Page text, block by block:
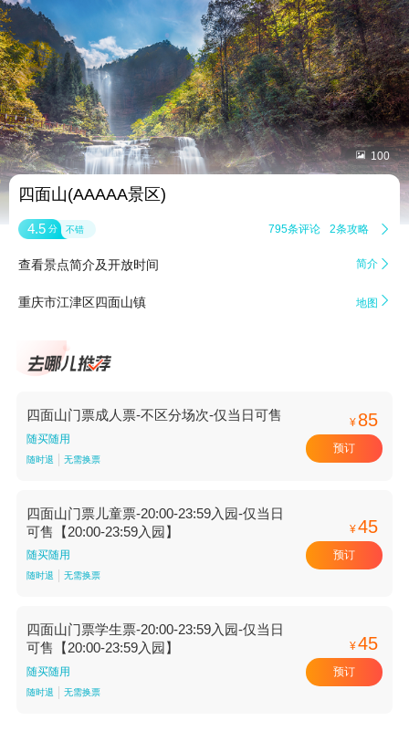
 100
四面山(AAAAA景区)
4.5 分 不错 795条评论 2条攻略 
查看景点简介及开放时间 简介 
重庆市江津区四面山镇 地图 
四面山门票成人票-不区分场次-仅当日可售
随买随用
随时退 无需换票
¥ 85
预订
四面山门票儿童票-20:00-23:59入园-仅当日
可售【20:00-23:59入园】
随买随用
随时退 无需换票
¥45
预订
四面山门票学生票-20:00-23:59入园-仅当日
可售【20:00-23:59入园】
随买随用
随时退 无需换票
¥45
预订